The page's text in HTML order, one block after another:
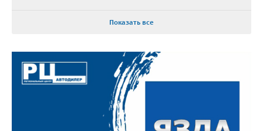
Показать все